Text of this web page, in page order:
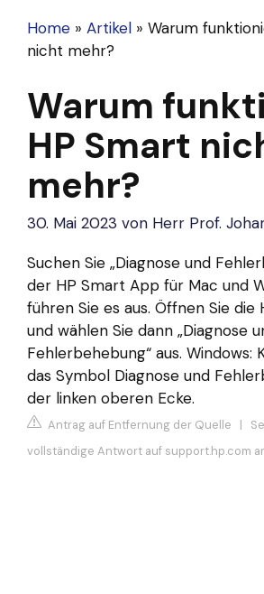
Home » Artikel » Warum
nicht mehr?
Warum
HP Smart
mehr?
30. Mai 2023 von Herr Prof.
Suchen Sie „Diagnose und
der HP Smart App für Mac und
führen Sie es aus. Öffnen Sie
und wählen Sie dann „Diagnose
Fehlerbehebung“ aus. Windows:
das Symbol Diagnose und
der linken oberen Ecke.
Antrag auf Entfernung der Quelle |
vollständige Antwort auf support.hp.com